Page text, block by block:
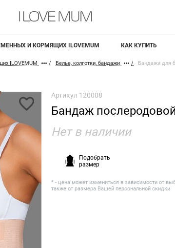
И КОРМЯЩИХ ILOVEMUM КАК КУПИТЬ
ILOVEMUM Белье, колготки, бандажи Бандажи для
Артикул 120008
Бандаж
Нет в наличии
Подобрать
размер
* - цена может измениться в зависимости от
также от размера Вашей персональной скидки